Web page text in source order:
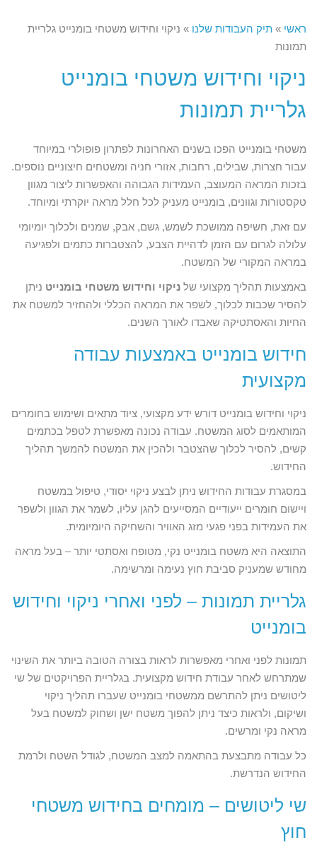
ראשי » תיק העבודות שלנו » ניקוי וחידוש משטחי בומנייט גלריית
תמונות
ניקוי וחידוש משטחי בומנייט
גלריית תמונות
משטחי בומנייט הפכו בשנים האחרונות לפתרון פופולרי במיוחד
עבור חצרות, שבילים, רחבות, אזורי חניה ומשטחים חיצוניים נוספים.
בזכות המראה המעוצב, העמידות הגבוהה והאפשרות ליצור מגוון
טקסטורות וגוונים, בומנייט מעניק לכל חלל מראה יוקרתי ומיוחד.
עם זאת, חשיפה ממושכת לשמש, גשם, אבק, שמנים ולכלוך יומיומי
עלולה לגרום עם הזמן לדהיית הצבע, להצטברות כתמים ולפגיעה
במראה המקורי של המשטח.
באמצעות תהליך מקצועי של ניקוי וחידוש משטחי בומנייט ניתן
להסיר שכבות לכלוך, לשפר את המראה הכללי ולהחזיר למשטח את
החיות והאסתטיקה שאבדו לאורך השנים.
חידוש בומנייט באמצעות עבודה
מקצועית
ניקוי וחידוש בומנייט דורש ידע מקצועי, ציוד מתאים ושימוש בחומרים
המותאמים לסוג המשטח. עבודה נכונה מאפשרת לטפל בכתמים
קשים, להסיר לכלוך שהצטבר ולהכין את המשטח להמשך תהליך
החידוש.
במסגרת עבודות החידוש ניתן לבצע ניקוי יסודי, טיפול במשטח
ויישום חומרים ייעודיים המסייעים להגן עליו, לשמר את הגוון ולשפר
את העמידות בפני פגעי מזג האוויר והשחיקה היומיומית.
התוצאה היא משטח בומנייט נקי, מטופח ואסתטי יותר – בעל מראה
מחודש שמעניק סביבת חוץ נעימה ומרשימה.
גלריית תמונות – לפני ואחרי ניקוי וחידוש
בומנייט
תמונות לפני ואחרי מאפשרות לראות בצורה הטובה ביותר את השינוי
שמתרחש לאחר עבודת חידוש מקצועית. בגלריית הפרויקטים של שי
ליטושים ניתן להתרשם ממשטחי בומנייט שעברו תהליך ניקוי
ושיקום, ולראות כיצד ניתן להפוך משטח ישן ושחוק למשטח בעל
מראה נקי ומרשים.
כל עבודה מתבצעת בהתאמה למצב המשטח, לגודל השטח ולרמת
החידוש הנדרשת.
שי ליטושים – מומחים בחידוש משטחי
חוץ